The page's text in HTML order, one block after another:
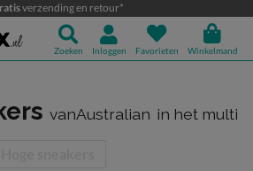
verzending en retour*
Zoeken Inloggen Favorieten Winkelmand
vanAustralian in het multi